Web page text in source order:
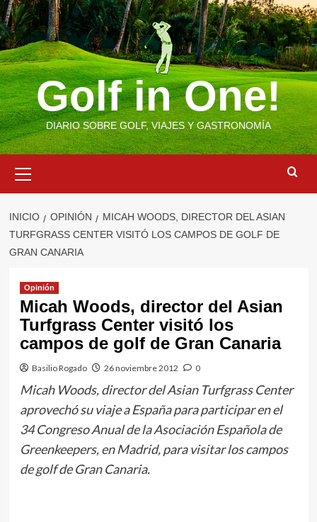
Saltar
al
contenido
Golf in One!
DIARIO SOBRE GOLF, VIAJES Y GASTRONOMÍA
primario
INICIO OPINIÓN
MICAH WOODS, DIRECTOR DEL ASIAN
TURFGRASS CENTER VISITÓ LOS CAMPOS DE GOLF DE
GRAN CANARIA
Opinión
Micah Woods, director del Asian
Turfgrass Center visitó los
campos de golf de Gran Canaria
Basilio Rogado 26 noviembre 2012 0
Micah Woods, director del Asian Turfgrass Center
aprovechó su viaje a España para participar en el
34 Congreso Anual de la Asociación Española de
Greenkeepers, en Madrid, para visitar los campos
de golf de Gran Canaria.